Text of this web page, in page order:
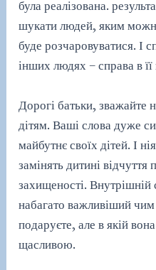
була реалізована.
шукати людей, яким
буде розчаровуватися. І
інших людях – справа в
Дорогі батьки, зважайте
дітям. Ваші слова дуже
майбутнє своїх дітей. І
замінять дитині відчуття
захищеності.
набагато важливіший
подаруєте, але в якій
щасливою.